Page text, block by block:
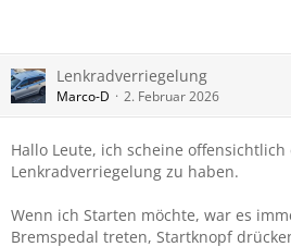
Lenkradverriegelung
Marco-D 2. Februar 2026
Hallo Leute, ich scheine
Lenkradverriegelung zu haben.
Wenn ich Starten möchte, war es
Bremspedal treten, Startknopf